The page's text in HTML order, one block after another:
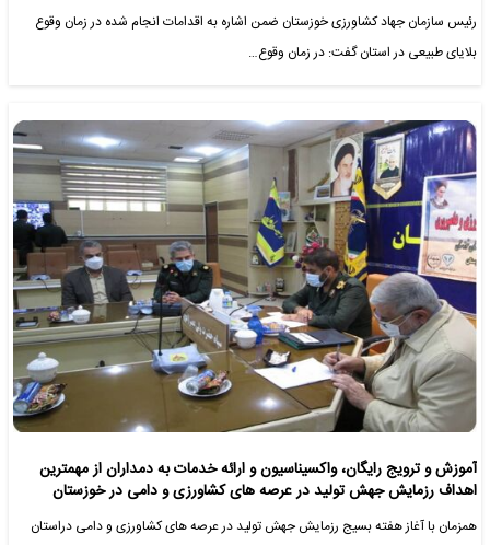
رئیس سازمان جهاد کشاورزی خوزستان ضمن اشاره به اقدامات انجام شده در زمان وقوع
بلایای طبیعی در استان گفت: در زمان وقوع…
آموزش و ترویج رایگان، واکسیناسیون و ارائه خدمات به دمداران از مهمترین
اهداف رزمایش جهش تولید در عرصه های کشاورزی و دامی در خوزستان
همزمان با آغاز هفته بسیج رزمایش جهش تولید در عرصه های کشاورزی و دامی دراستان